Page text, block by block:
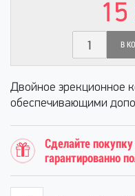
В
Двойное эрекционное
обеспечивающими
Сделайте
гарантированно